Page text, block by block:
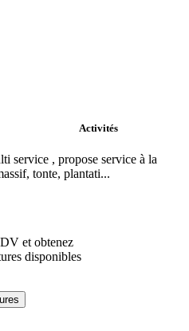
Activités
service , propose service à la
tonte, plantati...
et obtenez
disponibles